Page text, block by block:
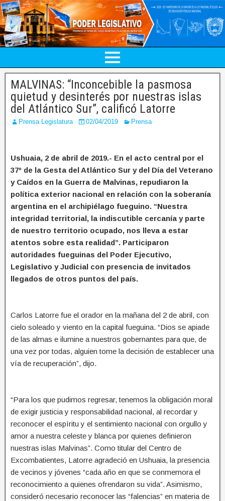
MALVINAS: “Inconcebible la pasmosa
quietud y desinterés por nuestras islas
del Atlántico Sur”, calificó Latorre
Prensa Legislatura 02/04/2019 Prensa
Ushuaia, 2 de abril de 2019.- En el acto central por el
37º de la Gesta del Atlántico Sur y del Día del Veterano
y Caídos en la Guerra de Malvinas, repudiaron la
política exterior nacional en relación con la soberanía
argentina en el archipiélago fueguino. “Nuestra
integridad territorial, la indiscutible cercanía y parte
de nuestro territorio ocupado, nos lleva a estar
atentos sobre esta realidad”. Participaron
autoridades fueguinas del Poder Ejecutivo,
Legislativo y Judicial con presencia de invitados
llegados de otros puntos del país.
Carlos Latorre fue el orador en la mañana del 2 de abril, con
cielo soleado y viento en la capital fueguina. “Dios se apiade
de las almas e ilumine a nuestros gobernantes para que, de
una vez por todas, alguien tome la decisión de establecer una
vía de recuperación”, dijo.
“Para los que pudimos regresar, tenemos la obligación moral
de exigir justicia y responsabilidad nacional, al recordar y
reconocer el espíritu y el sentimiento nacional con orgullo y
amor a nuestra celeste y blanca por quienes definieron
nuestras islas Malvinas”. Como titular del Centro de
Excombatientes, Latorre agradeció en Ushuaia, la presencia
de vecinos y jóvenes “cada año en que se conmemora el
reconocimiento a quienes ofrendaron su vida”. Asimismo,
consideró necesario reconocer las “falencias” en materia de